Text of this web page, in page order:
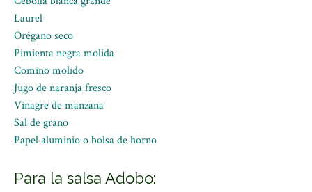
Laurel
Orégano seco
Pimienta negra molida
Comino molido
Jugo de naranja fresco
Vinagre de manzana
Sal de grano
Papel aluminio o bolsa de horno
Para la salsa Adobo: